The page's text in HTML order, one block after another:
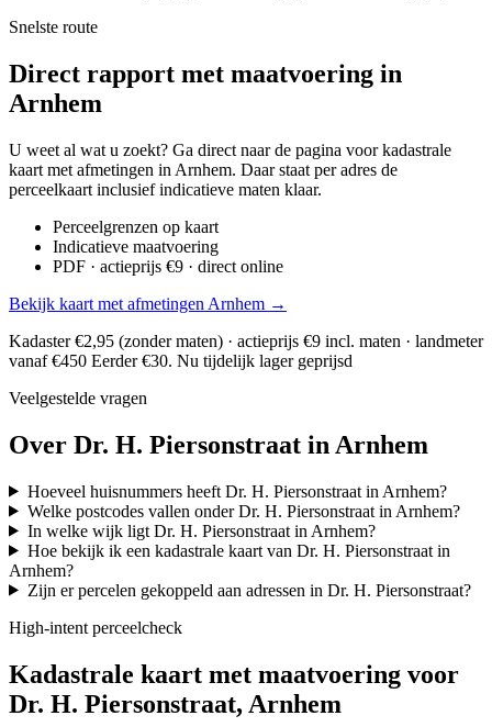
Snelste route
Direct rapport met maatvoering in
Arnhem
U weet al wat u zoekt? Ga direct naar de pagina voor kadastrale
kaart met afmetingen in Arnhem. Daar staat per adres de
perceelkaart inclusief indicatieve maten klaar.
Perceelgrenzen op kaart
Indicatieve maatvoering
PDF · actieprijs €9 · direct online
Bekijk kaart met afmetingen Arnhem →
Kadaster €2,95 (zonder maten) · actieprijs €9 incl. maten · landmeter
vanaf €450 Eerder €30. Nu tijdelijk lager geprijsd
Veelgestelde vragen
Over Dr. H. Piersonstraat in Arnhem
Hoeveel huisnummers heeft Dr. H. Piersonstraat in Arnhem?
Welke postcodes vallen onder Dr. H. Piersonstraat in Arnhem?
In welke wijk ligt Dr. H. Piersonstraat in Arnhem?
Hoe bekijk ik een kadastrale kaart van Dr. H. Piersonstraat in
Arnhem?
Zijn er percelen gekoppeld aan adressen in Dr. H. Piersonstraat?
High-intent perceelcheck
Kadastrale kaart met maatvoering voor
Dr. H. Piersonstraat, Arnhem